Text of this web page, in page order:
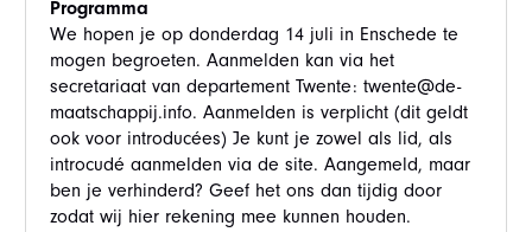
Programma
We hopen je op donderdag 14 juli in Enschede te
mogen begroeten. Aanmelden kan via het
secretariaat van departement Twente: twente@de-
maatschappij.info. Aanmelden is verplicht (dit geldt
ook voor introducées) Je kunt je zowel als lid, als
introcudé aanmelden via de site. Aangemeld, maar
ben je verhinderd? Geef het ons dan tijdig door
zodat wij hier rekening mee kunnen houden.